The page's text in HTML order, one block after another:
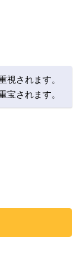
視されます。
宝されます。